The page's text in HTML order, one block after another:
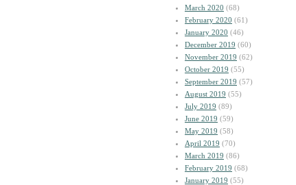
March 2020 (68)
February 2020 (61)
January 2020 (46)
December 2019 (60)
November 2019 (62)
October 2019 (55)
September 2019 (57)
August 2019 (55)
July 2019 (89)
June 2019 (59)
May 2019 (58)
April 2019 (70)
March 2019 (86)
February 2019 (68)
January 2019 (55)